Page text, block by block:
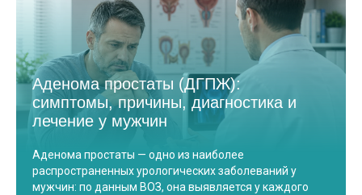
Аденома простаты (ДГПЖ):
симптомы, причины, диагностика и
лечение у мужчин
Аденома простаты — одно из наиболее
распространенных урологических заболеваний у
мужчин: по данным ВОЗ, она выявляется у каждого